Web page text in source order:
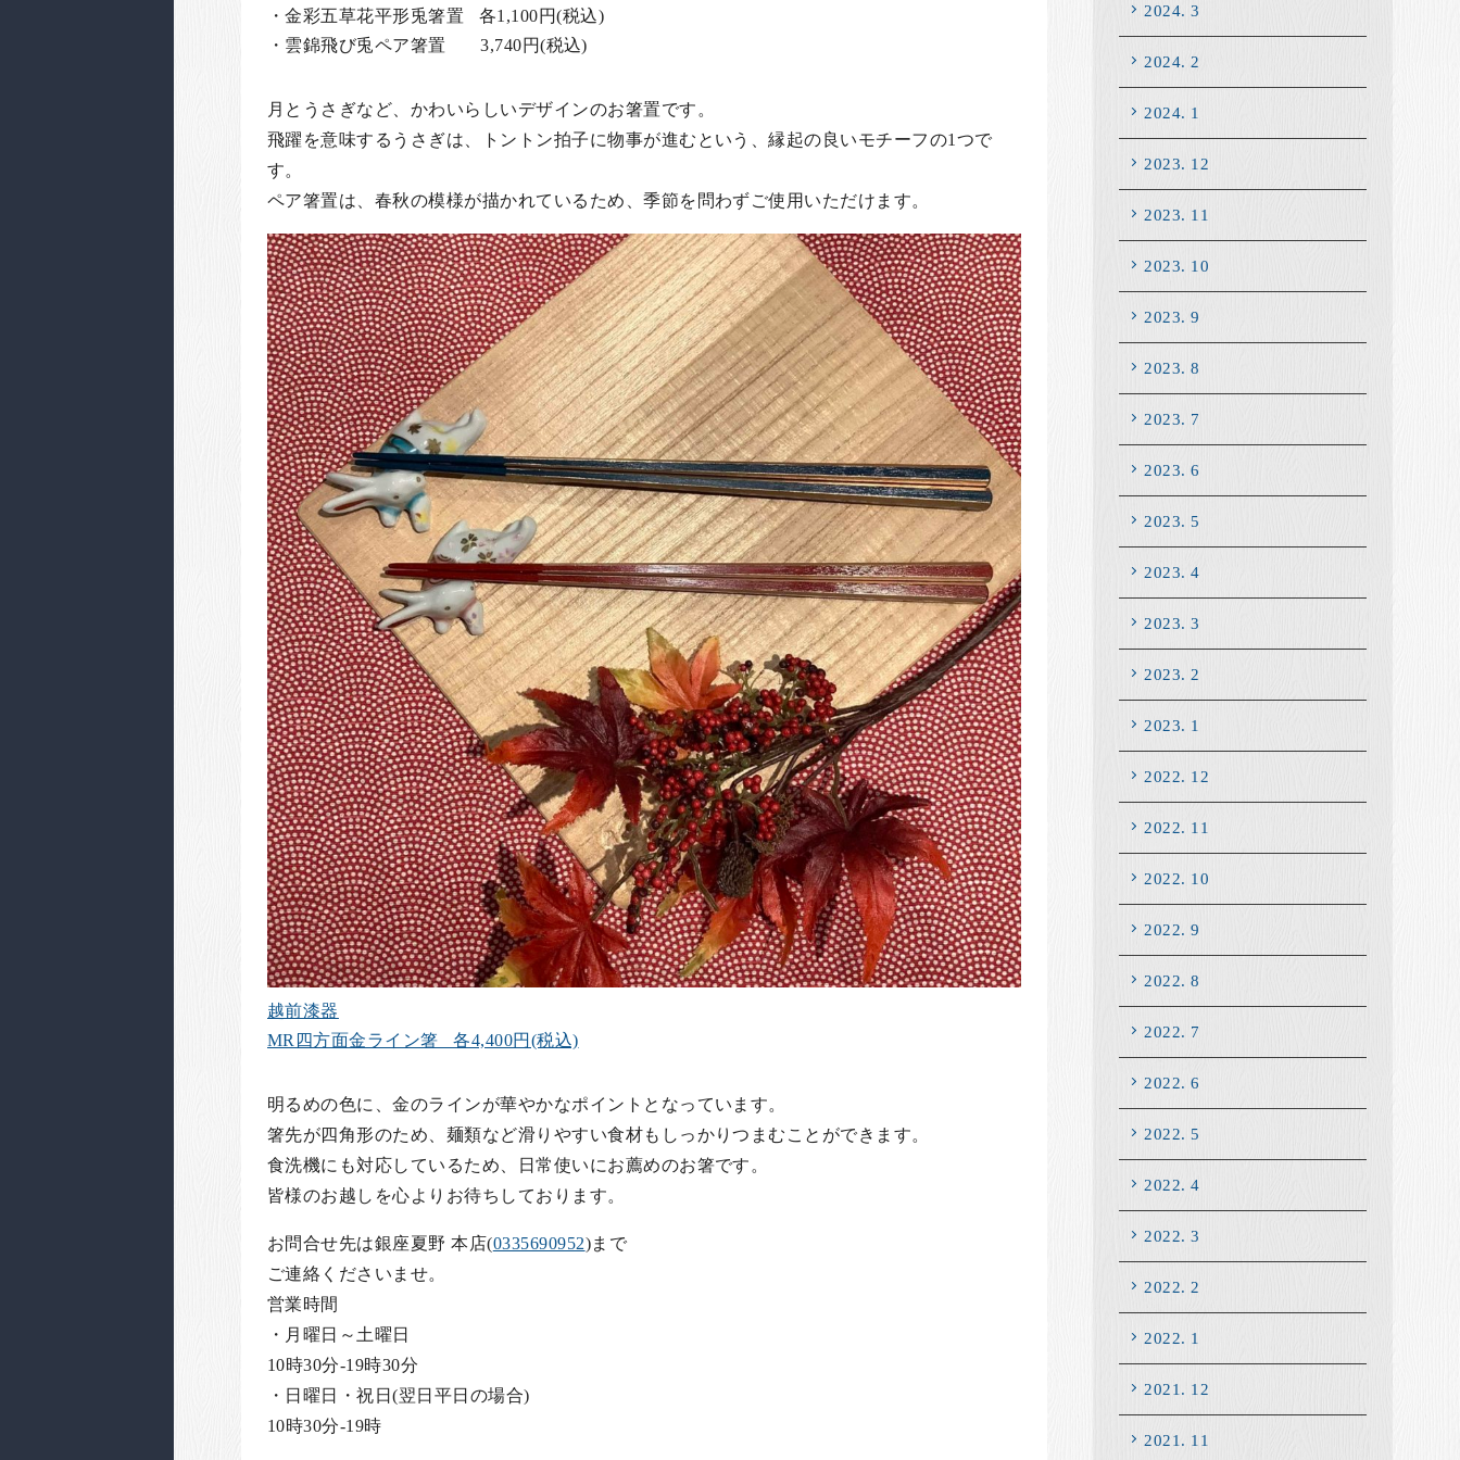
・金彩五草花平形兎箸置 各1,100円(税込)
・雲錦飛び兎ペア箸置 3,740円(税込)
月とうさぎなど、かわいらしいデザインのお箸置です。
飛躍を意味するうさぎは、トントン拍子に物事が進むという、縁起の良いモチーフの1つで
す。
ペア箸置は、春秋の模様が描かれているため、季節を問わずご使用いただけます。
越前漆器
MR四方面金ライン箸 各4,400円(税込)
明るめの色に、金のラインが華やかなポイントとなっています。
箸先が四角形のため、麺類など滑りやすい食材もしっかりつまむことができます。
食洗機にも対応しているため、日常使いにお薦めのお箸です。
皆様のお越しを心よりお待ちしております。
お問合せ先は銀座夏野 本店(0335690952)まで
ご連絡くださいませ。
営業時間
・月曜日～土曜日
10時30分-19時30分
・日曜日・祝日(翌日平日の場合)
10時30分-19時
2024. 3
2024. 2
2024. 1
2023. 12
2023. 11
2023. 10
2023. 9
2023. 8
2023. 7
2023. 6
2023. 5
2023. 4
2023. 3
2023. 2
2023. 1
2022. 12
2022. 11
2022. 10
2022. 9
2022. 8
2022. 7
2022. 6
2022. 5
2022. 4
2022. 3
2022. 2
2022. 1
2021. 12
2021. 11